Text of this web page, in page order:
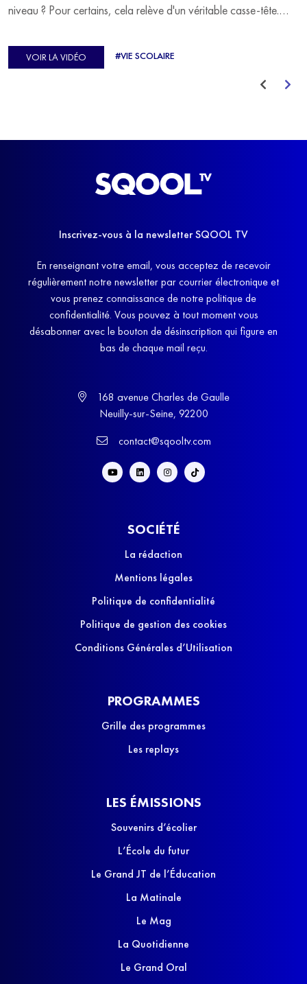
niveau ? Pour certains, cela relève d'un véritable casse-tête.
d'Europe de Horse-ball, qui a failli abandonner ses études
avant de trouver un nouvel équilibre.
VOIR LA VIDÉO #VIE SCOLAIRE
Inscrivez-vous à la newsletter SQOOL TV
En renseignant votre email, vous acceptez de recevoir
régulièrement notre newsletter par courrier électronique et
vous prenez connaissance de notre politique de
confidentialité. Vous pouvez à tout moment vous
désabonner avec le bouton de désinscription qui figure en
bas de chaque mail reçu.
168 avenue Charles de Gaulle
Neuilly-sur-Seine, 92200
contact@sqooltv.com
SOCIÉTÉ
La rédaction
Mentions légales
Politique de confidentialité
Politique de gestion des cookies
Conditions Générales d’Utilisation
PROGRAMMES
Grille des programmes
Les replays
LES ÉMISSIONS
Souvenirs d’écolier
L’École du futur
Le Grand JT de l’Éducation
La Matinale
Le Mag
La Quotidienne
Le Grand Oral